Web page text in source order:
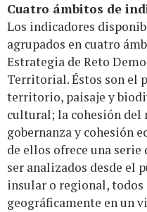
Cuatro ámbitos de
Los indicadores
agrupados en cuatro
Estrategia de Reto
Territorial. Éstos son el
territorio, paisaje y
cultural; la cohesión
gobernanza y cohesión
de ellos ofrece una
ser analizados desde el
insular o regional,
geográficamente en un